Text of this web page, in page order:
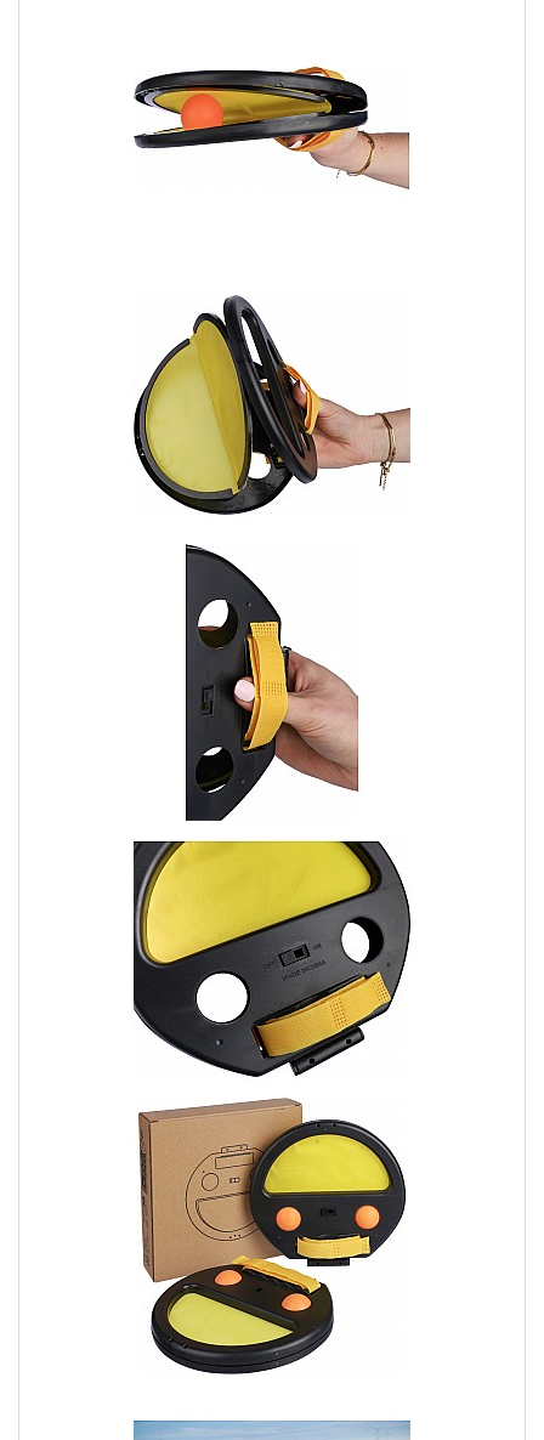
non possono mancare:
1.1 Racchettoni da Spiaggia Personalizzati: Colpi
di Divertimento
I racchettoni da spiaggia personalizzati sono un classico
da trasportare e garantiscono ore di divertimento estivo.
1.2 Frisbee Personalizzati: Lanci di Precisione
I frisbee personalizzati sono un'ottima scelta per coinvolgere il
pubblico e promuovere il tuo marchio. Organizza una
competizione di frisbee durante un evento all'aperto e lascia che
i partecipanti si divertano a lanciare il frisbee con il tuo logo. I
frisbee personalizzati sono leggeri, facili da lanciare e catturano
l'attenzione di chi li vede volare nel cielo.
2. Giochi Estivi Personalizzati per Tutte le
I giochi estivi personalizzati non sono solo per i più giovani, ma
possono coinvolgere persone di tutte le età. Ecco alcuni giochi
che si adattano a diverse fasce di età:
2.1 Set di Giochi all'Aperto Personalizzati:
Diversità di Divertimento
I set di giochi all'aperto personalizzati sono la scelta perfetta per
coinvolgere diverse persone contemporaneamente. Puoi
personalizzare set che includono giochi come il cornhole, lo
spikeball o il badminton. Organizza una sfida tra amici, colleghi o
familiari e lascia che il divertimento inizi. I set di giochi all'aperto
personalizzati offrono un'esperienza di gioco completa e
promuovono il tuo brand in modo divertente.
3. Come Acquistare Giochi Estivi
Personalizzati
Se sei interessato ad acquistare giochi estivi personalizzati, ecco
alcuni suggerimenti utili:
3.1 Scegli Yesmarket!
Quando si tratta di giochi estivi personalizzati, è fondamentale
trovare un fornitore affidabile. Yesmarket vanta una lunga
esperienza nel settore che offre un servizio clienti sempre a tua
disposizione in ogni fase dell’ordine.
3.2 Personalizzazione e Budget
Prima di effettuare un acquisto, considera il livello di
personalizzazione desiderato e stabilisci un budget adeguato. La
personalizzazione può variare dal logo stampato alle grafiche
elaborate. Non esitare a richiedere un preventivo dettagliato in
rientra nel tuo budget.